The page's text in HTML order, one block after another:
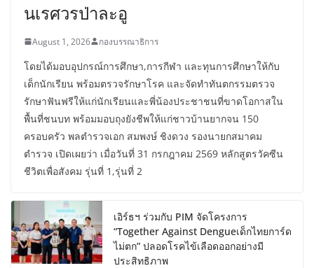
นเรศวรป่าละอู
August 1, 2026 กองบรรณาธิการ
โดยได้มอบอุปกรณ์การศึกษา,การกีฬา และทุนการศึกษาให้กับ
เด็กนักเรียน พร้อมตรวจรักษาโรค และจัดทำทันตกรรมตรวจ
รักษาฟันฟรีให้แก่นักเรียนและพี่น้องประชาชนที่ขาดโอกาสใน
พื้นที่ชนบท พร้อมมอบถุงยังชีพให้แก่ชาวบ้านยากจน 150
ครอบครัว พลตำรวจเอก สมพงษ์ ชิงดวง รองนายกสมาคม
ตำรวจ เปิดเผยว่า เมื่อวันที่ 31 กรกฎาคม 2569 หลักสูตรวัคซีน
ชีวิตเพื่อสังคม รุ่นที่ 1,รุ่นที่ 2
เอิร์ธฯ ร่วมกับ PIM จัดโครงการ
“Together Against Dengueเด็กไทยการ์ด
ไม่ตก” ปลอดโรคไข้เลือดออกอย่างมี
ประสิทธิภาพ